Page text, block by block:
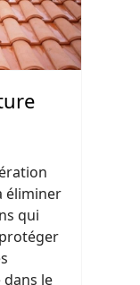
éliminer
qui
dans le